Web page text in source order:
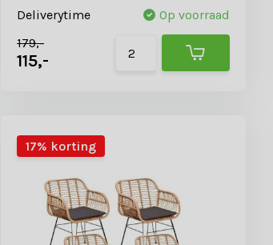
Deliverytime
Op voorraad
179,-
115,-
17% korting